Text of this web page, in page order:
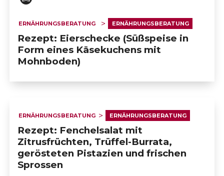
ERNÄHRUNGSBERATUNG ERNÄHRUNGSBERATUNG
Rezept: Eierschecke (Süßspeise in
Form eines Käsekuchens mit
Mohnboden)
ERNÄHRUNGSBERATUNG ERNÄHRUNGSBERATUNG
Rezept: Fenchelsalat mit
Zitrusfrüchten, Trüffel-Burrata,
gerösteten Pistazien und frischen
Sprossen